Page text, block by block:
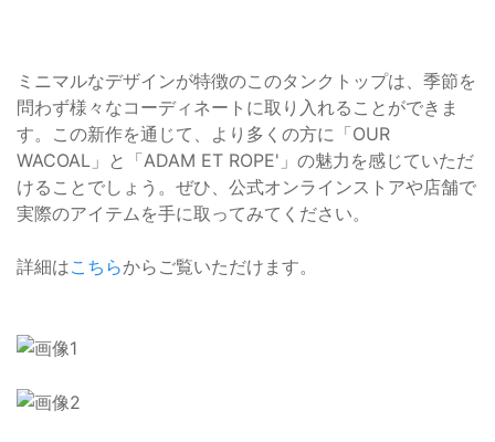
ミニマルなデザインが特徴のこのタンクトップは、季節を
問わず様々なコーディネートに取り入れることができま
す。この新作を通じて、より多くの方に「OUR
WACOAL」と「ADAM ET ROPE'」の魅力を感じていただ
けることでしょう。ぜひ、公式オンラインストアや店舗で
実際のアイテムを手に取ってみてください。
詳細はこちらからご覧いただけます。